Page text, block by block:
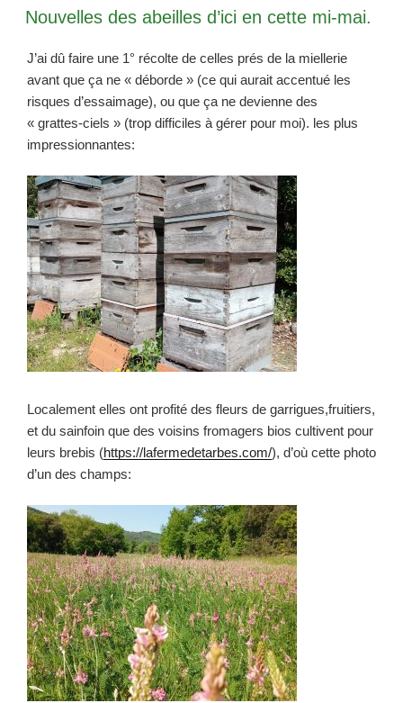
s’installe »
LE
Nouvelles des abeilles d’ici en cette mi-mai.
J’ai dû faire une 1° récolte de celles prés de la miellerie
avant que ça ne « déborde » (ce qui aurait accentué les
risques d’essaimage), ou que ça ne devienne des
« grattes-ciels » (trop difficiles à gérer pour moi). les plus
impressionnantes:
Localement elles ont profité des fleurs de garrigues,fruitiers,
et du sainfoin que des voisins fromagers bios cultivent pour
leurs brebis (https://lafermedetarbes.com/), d’où cette photo
d’un des champs: